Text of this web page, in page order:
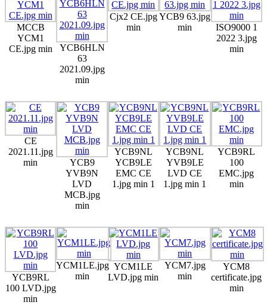
MCCB
YCM1
CE.jpg min
YCB6HLN
63
2021.09.jpg
min
Cjx2 CE.jpg
min
YCB9 63.jpg
min
ISO9000 1
2022 3.jpg
min
CE
2021.11.jpg
min
YCB9
YVB9N
LVD
MCB.jpg
min
YCB9NL
YCB9LE
EMC CE
1.jpg min 1
YCB9NL
YVB9LE
LVD CE
1.jpg min 1
YCB9RL
100
EMC.jpg
min
YCB9RL
100 LVD.jpg
min
YCM1LE.jpg
min
YCM1LE
LVD.jpg min
YCM7.jpg
min
YCM8
certificate.jpg
min